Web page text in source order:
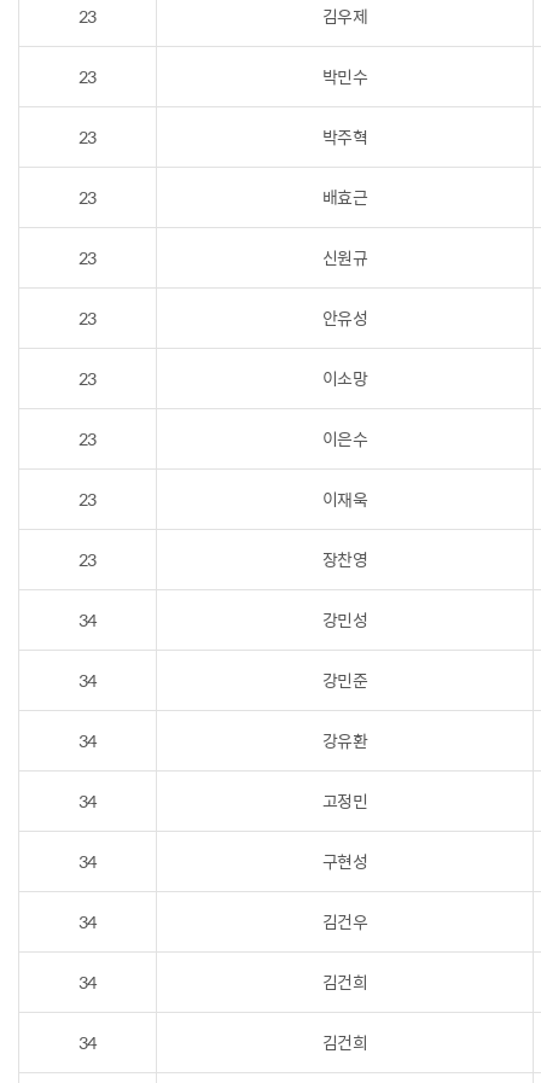
23 김우제
23 박민수
23 박주혁
23 배효근
23 신원규
23 안유성
23 이소망
23 이은수
23 이재욱
23 장찬영
34 강민성
34 강민준
34 강유환
34 고정민
34 구현성
34 김건우
34 김건희
34 김건희